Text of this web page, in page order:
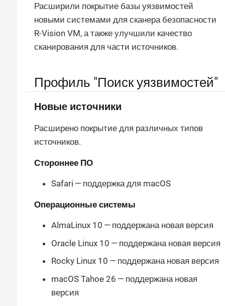
Расширили покрытие базы уязвимостей
новыми системами для сканера безопасности
R-Vision VM, а также улучшили качество
сканирования для части источников.
Профиль "Поиск уязвимостей"
Новые источники
Расширено покрытие для различных типов
источников.
Стороннее ПО
Safari — поддержка для macOS
Операционные системы
AlmaLinux 10 — поддержана новая версия
Oracle Linux 10 — поддержана новая версия
Rocky Linux 10 — поддержана новая версия
macOS Tahoe 26 — поддержана новая
версия